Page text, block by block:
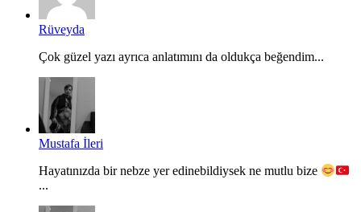
Rüveyda
Çok güzel yazı ayrıca anlatımını da oldukça beğendim...
Mustafa İleri
Hayatınızda bir nebze yer edinebildiysek ne mutlu bize
...